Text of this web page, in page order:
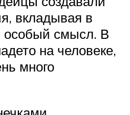
вкладывая в
смысл. В
на человеке,
много